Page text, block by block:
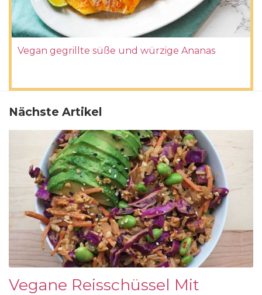
Vegan gegrillte süße und würzige Ananas
Nächste Artikel
Vegane Reisschüssel Mit